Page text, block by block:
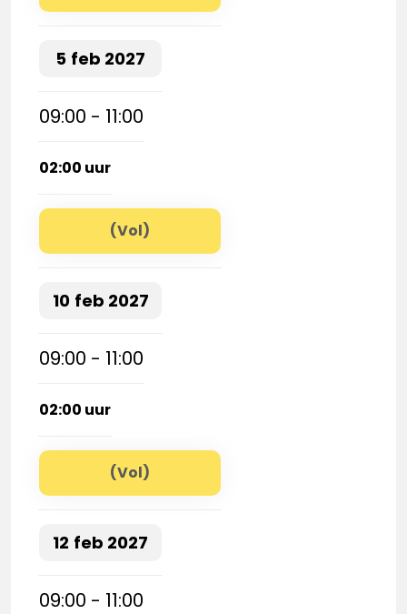
5 feb 2027
09:00 - 11:00
02:00 uur
(Vol)
10 feb 2027
09:00 - 11:00
02:00 uur
(Vol)
12 feb 2027
09:00 - 11:00